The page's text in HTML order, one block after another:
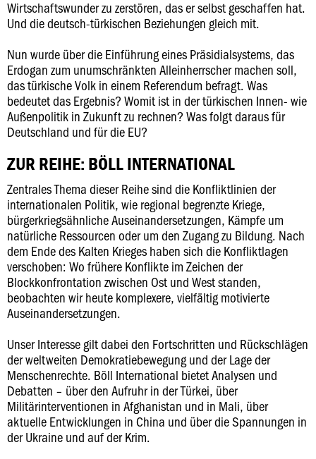
Wirtschaftswunder zu zerstören, das er selbst geschaffen hat.
Und die deutsch-türkischen Beziehungen gleich mit.
Nun wurde über die Einführung eines Präsidialsystems, das
Erdogan zum unumschränkten Alleinherrscher machen soll,
das türkische Volk in einem Referendum befragt. Was
bedeutet das Ergebnis? Womit ist in der türkischen Innen- wie
Außenpolitik in Zukunft zu rechnen? Was folgt daraus für
Deutschland und für die EU?
ZUR REIHE: BÖLL INTERNATIONAL
Zentrales Thema dieser Reihe sind die Konfliktlinien der
internationalen Politik, wie regional begrenzte Kriege,
bürgerkriegsähnliche Auseinandersetzungen, Kämpfe um
natürliche Ressourcen oder um den Zugang zu Bildung. Nach
dem Ende des Kalten Krieges haben sich die Konfliktlagen
verschoben: Wo frühere Konflikte im Zeichen der
Blockkonfrontation zwischen Ost und West standen,
beobachten wir heute komplexere, vielfältig motivierte
Auseinandersetzungen.
Unser Interesse gilt dabei den Fortschritten und Rückschlägen
der weltweiten Demokratiebewegung und der Lage der
Menschenrechte. Böll International bietet Analysen und
Debatten – über den Aufruhr in der Türkei, über
Militärinterventionen in Afghanistan und in Mali, über
aktuelle Entwicklungen in China und über die Spannungen in
der Ukraine und auf der Krim.